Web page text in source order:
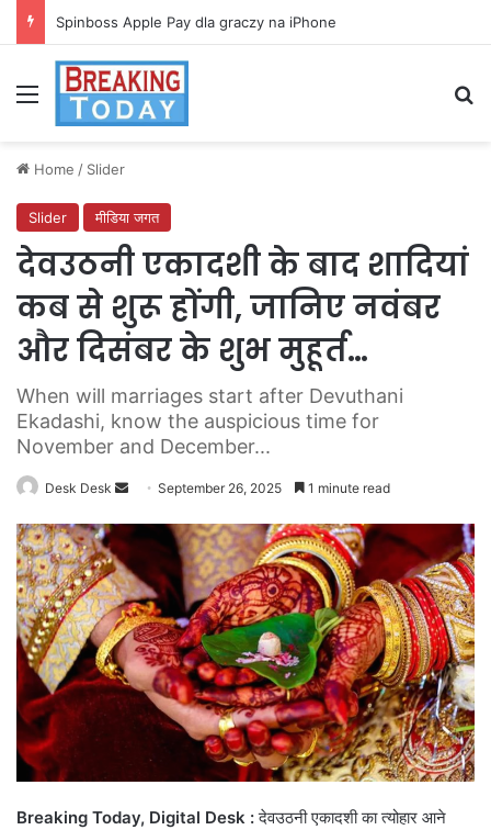
Spinboss Apple Pay dla graczy na iPhone
Menu
Home / Slider
Slider मीडिया जगत
देवउठनी एकादशी के बाद शादियां
कब से शुरू होंगी, जानिए नवंबर
और दिसंबर के शुभ मुहूर्त…
When will marriages start after Devuthani
Ekadashi, know the auspicious time for
November and December...
Desk Desk
Send
email
September 26, 2025 1 minute read
Breaking Today, Digital Desk :देवउठनी एकादशी का त्योहार आने